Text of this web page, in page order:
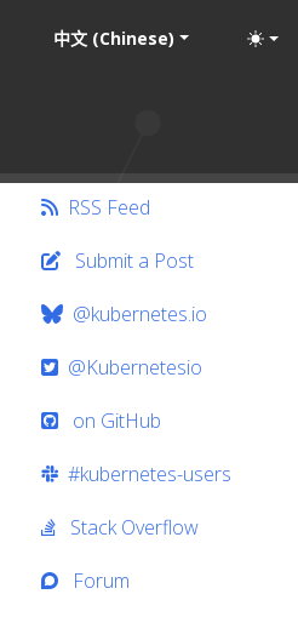
中文 (Chinese)
RSS Feed
Submit a Post
@kubernetes.io
@Kubernetesio
on GitHub
#kubernetes-users
Stack Overflow
Forum